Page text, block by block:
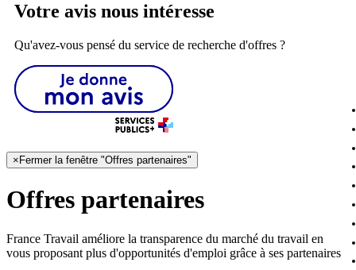
Votre avis nous intéresse
Qu'avez-vous pensé du service de recherche d'offres ?
× Fermer la fenêtre "Offres partenaires"
Offres partenaires
France Travail améliore la transparence du marché du travail en
vous proposant plus d'opportunités d'emploi grâce à ses partenaires